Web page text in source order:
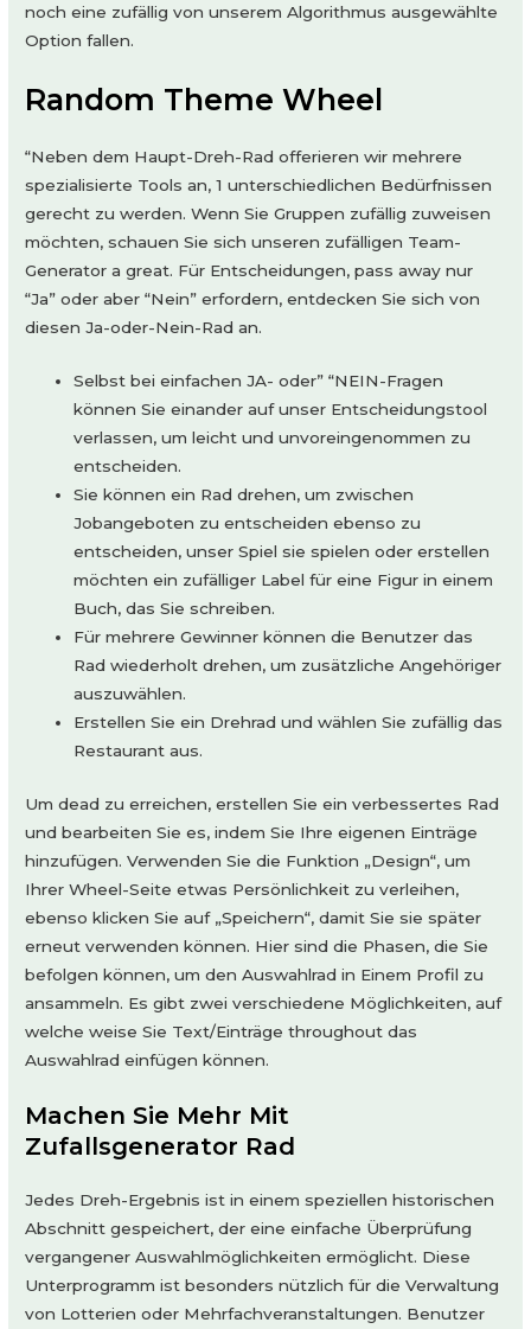
noch eine zufällig von unserem Algorithmus ausgewählte
Option fallen.
Random Theme Wheel
“Neben dem Haupt-Dreh-Rad offerieren wir mehrere
spezialisierte Tools an, 1 unterschiedlichen Bedürfnissen
gerecht zu werden. Wenn Sie Gruppen zufällig zuweisen
möchten, schauen Sie sich unseren zufälligen Team-
Generator a great. Für Entscheidungen, pass away nur
“Ja” oder aber “Nein” erfordern, entdecken Sie sich von
diesen Ja-oder-Nein-Rad an.
Selbst bei einfachen JA- oder” “NEIN-Fragen
können Sie einander auf unser Entscheidungstool
verlassen, um leicht und unvoreingenommen zu
entscheiden.
Sie können ein Rad drehen, um zwischen
Jobangeboten zu entscheiden ebenso zu
entscheiden, unser Spiel sie spielen oder erstellen
möchten ein zufälliger Label für eine Figur in einem
Buch, das Sie schreiben.
Für mehrere Gewinner können die Benutzer das
Rad wiederholt drehen, um zusätzliche Angehöriger
auszuwählen.
Erstellen Sie ein Drehrad und wählen Sie zufällig das
Restaurant aus.
Um dead zu erreichen, erstellen Sie ein verbessertes Rad
und bearbeiten Sie es, indem Sie Ihre eigenen Einträge
hinzufügen. Verwenden Sie die Funktion „Design“, um
Ihrer Wheel-Seite etwas Persönlichkeit zu verleihen,
ebenso klicken Sie auf „Speichern“, damit Sie sie später
erneut verwenden können. Hier sind die Phasen, die Sie
befolgen können, um den Auswahlrad in Einem Profil zu
ansammeln. Es gibt zwei verschiedene Möglichkeiten, auf
welche weise Sie Text/Einträge throughout das
Auswahlrad einfügen können.
Machen Sie Mehr Mit
Zufallsgenerator Rad
Jedes Dreh-Ergebnis ist in einem speziellen historischen
Abschnitt gespeichert, der eine einfache Überprüfung
vergangener Auswahlmöglichkeiten ermöglicht. Diese
Unterprogramm ist besonders nützlich für die Verwaltung
von Lotterien oder Mehrfachveranstaltungen. Benutzer